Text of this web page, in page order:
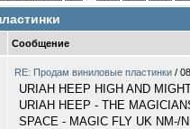
Сообщение
RE: Продам виниловые пластинки /
URIAH HEEP HIGH AND
URIAH HEEP - THE
SPACE - MAGIC FLY UK NM-/